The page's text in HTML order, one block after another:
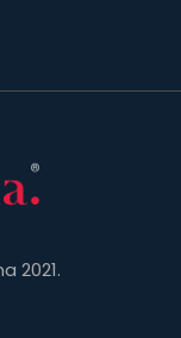
2021.